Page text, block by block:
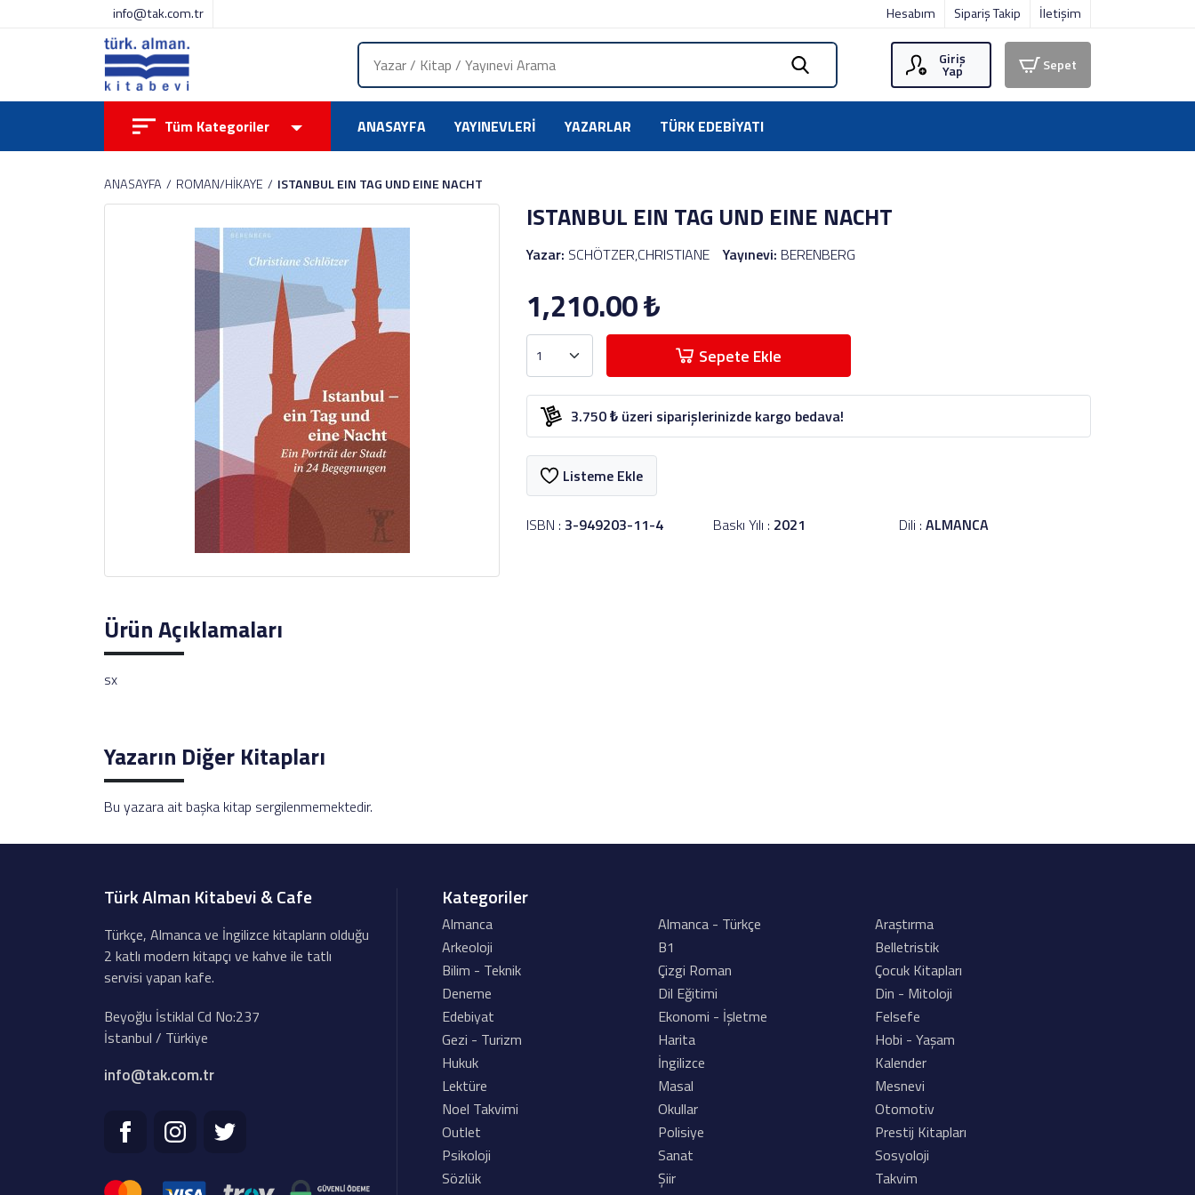
info@tak.com.tr Hesabım Sipariş Takip İletişim
Giriş
Yap Sepet
Tüm Kategoriler ANASAYFA YAYINEVLERI YAZARLAR TÜRK EDEBIYATI
ANASAYFA ROMAN/HİKAYE ISTANBUL EIN TAG UND EINE NACHT
ISTANBUL EIN TAG UND EINE NACHT
Yazar: SCHÖTZER,CHRISTIANE Yayınevi: BERENBERG
1,210.00₺
Sepete Ekle
3.750 ₺ üzeri siparişlerinizde kargo bedava!
Listeme Ekle
ISBN : 3-949203-11-4 Baskı Yılı : 2021 Dili : ALMANCA
Ürün Açıklamaları
sx
Yazarın Diğer Kitapları
Bu yazara ait başka kitap sergilenmemektedir.
Kategoriler
Almanca Almanca - Türkçe
Araştırma
Arkeoloji
B1
Belletristik
Bilim - Teknik
Çizgi Roman
Çocuk Kitapları
Deneme
Dil Eğitimi
Din - Mitoloji
Edebiyat
Ekonomi - İşletme
Felsefe
Gezi - Turizm
Harita
Hobi - Yaşam
Hukuk
İngilizce
Kalender
Lektüre
Masal
Mesnevi
Noel Takvimi
Okullar
Otomotiv
Outlet
Polisiye
Prestij Kitapları
Psikoloji
Sanat
Sosyoloji
Sözlük
Şiir
Takvim
Türk Alman Kitabevi & Cafe
Türkçe, Almanca ve İngilizce kitapların olduğu
2 katlı modern kitapçı ve kahve ile tatlı
servisi yapan kafe.
Beyoğlu İstiklal Cd No:237
İstanbul / Türkiye
info@tak.com.tr